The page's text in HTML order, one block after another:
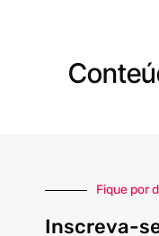
Fique por
Inscreva-